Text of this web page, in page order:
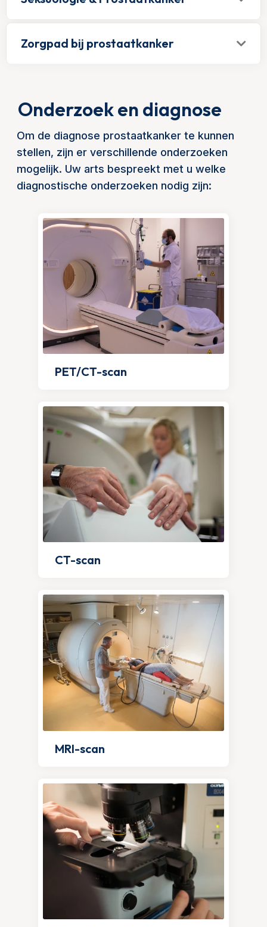
Zorgpad bij prostaatkanker
Onderzoek en diagnose
Om de diagnose prostaatkanker te kunnen
stellen, zijn er verschillende onderzoeken
mogelijk. Uw arts bespreekt met u welke
diagnostische onderzoeken nodig zijn:
PET/CT-scan
CT-scan
MRI-scan